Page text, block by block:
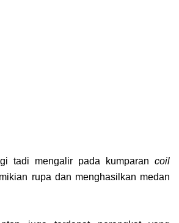
tadi mengalir pada kumparan coil
rupa dan menghasilkan medan